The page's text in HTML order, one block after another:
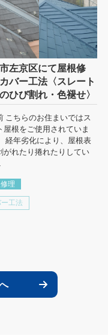
左京区にて屋根修
バー工法〈スレート
ひび割れ・色褪せ〉
こちらのお住まいではス
屋根をご使用されていま
経年劣化により、屋根表
がれたり捲れたりしてい
理
工法